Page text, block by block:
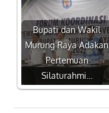
Bupati dan Wakil
Murung Raya Adakan
Pertemuan
Silaturahmi…